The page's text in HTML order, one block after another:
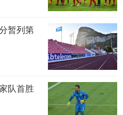
暂列第
队首胜